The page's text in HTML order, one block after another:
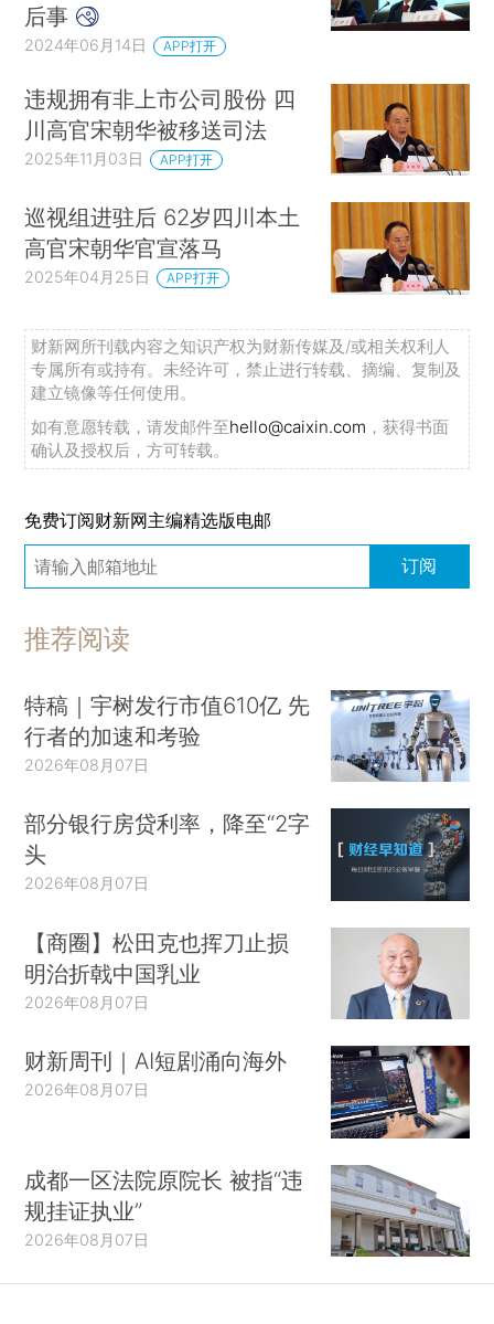
后事
2024年06月14日 APP打开
违规拥有非上市公司股份 四
川高官宋朝华被移送司法
2025年11月03日 APP打开
巡视组进驻后 62岁四川本土
高官宋朝华官宣落马
2025年04月25日 APP打开
财新网所刊载内容之知识产权为财新传媒及/或相关权利人
专属所有或持有。未经许可，禁止进行转载、摘编、复制及
建立镜像等任何使用。
如有意愿转载，请发邮件至hello@caixin.com ，获得书面
确认及授权后，方可转载。
免费订阅财新网主编精选版电邮
订阅
推荐阅读
特稿｜宇树发行市值610亿 先
行者的加速和考验
2026年08月07日
部分银行房贷利率，降至“2字
头
2026年08月07日
【商圈】松田克也挥刀止损
明治折戟中国乳业
2026年08月07日
财新周刊｜AI短剧涌向海外
2026年08月07日
成都一区法院原院长 被指“违
规挂证执业”
2026年08月07日